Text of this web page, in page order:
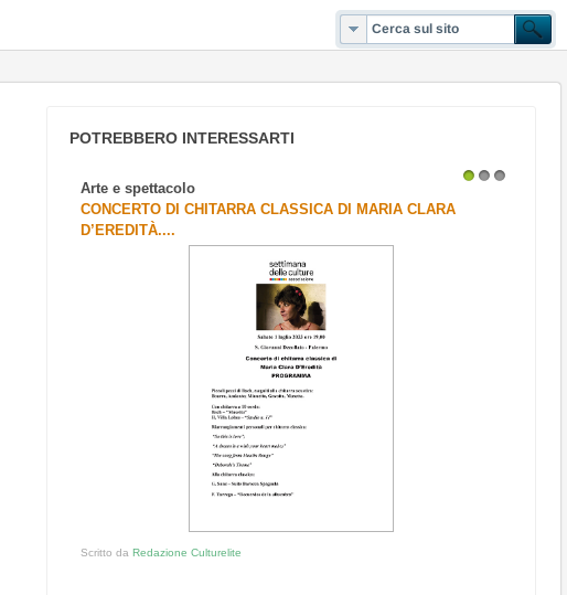
POTREBBERO INTERESSARTI
Arte e spettacolo
CONCERTO DI CHITARRA CLASSICA DI MARIA CLARA
D’EREDITÀ....
Scritto daRedazione Culturelite